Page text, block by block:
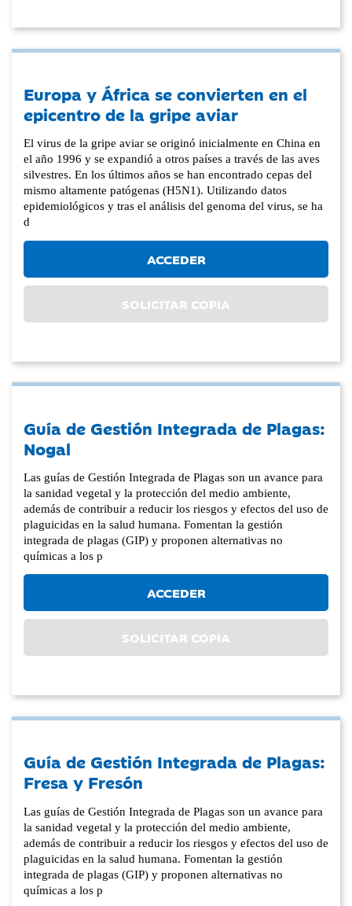
Europa y África se convierten en el
epicentro de la gripe aviar
El virus de la gripe aviar se originó inicialmente en China en
el año 1996 y se expandió a otros países a través de las aves
silvestres. En los últimos años se han encontrado cepas del
mismo altamente patógenas (H5N1). Utilizando datos
epidemiológicos y tras el análisis del genoma del virus, se ha
d
ACCEDER
SOLICITAR COPIA
Guía de Gestión Integrada de Plagas:
Nogal
Las guías de Gestión Integrada de Plagas son un avance para
la sanidad vegetal y la protección del medio ambiente,
además de contribuir a reducir los riesgos y efectos del uso de
plaguicidas en la salud humana. Fomentan la gestión
integrada de plagas (GIP) y proponen alternativas no
químicas a los p
ACCEDER
SOLICITAR COPIA
Guía de Gestión Integrada de Plagas:
Fresa y Fresón
Las guías de Gestión Integrada de Plagas son un avance para
la sanidad vegetal y la protección del medio ambiente,
además de contribuir a reducir los riesgos y efectos del uso de
plaguicidas en la salud humana. Fomentan la gestión
integrada de plagas (GIP) y proponen alternativas no
químicas a los p